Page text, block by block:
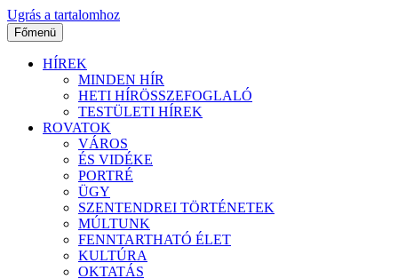
Ugrás a tartalomhoz
Főmenü
HÍREK
MINDEN HÍR
HETI HÍRÖSSZEFOGLALÓ
TESTÜLETI HÍREK
ROVATOK
VÁROS
ÉS VIDÉKE
PORTRÉ
ÜGY
SZENTENDREI TÖRTÉNETEK
MÚLTUNK
FENNTARTHATÓ ÉLET
KULTÚRA
OKTATÁS